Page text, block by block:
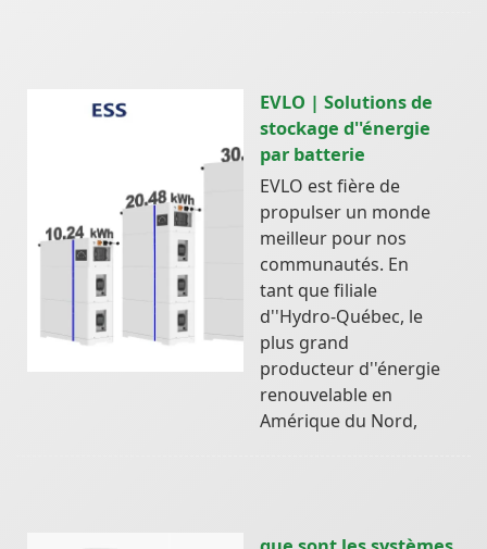
EVLO | Solutions de
stockage d''énergie
par batterie
EVLO est fière de
propulser un monde
meilleur pour nos
communautés. En
tant que filiale
d''Hydro-Québec, le
plus grand
producteur d''énergie
renouvelable en
Amérique du Nord,